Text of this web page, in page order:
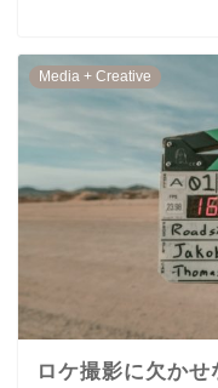
Media + Creative
ロケ撮影に欠か